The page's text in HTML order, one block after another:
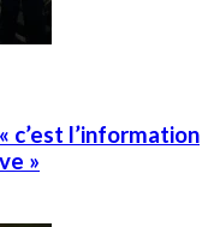
c’est l’information
»